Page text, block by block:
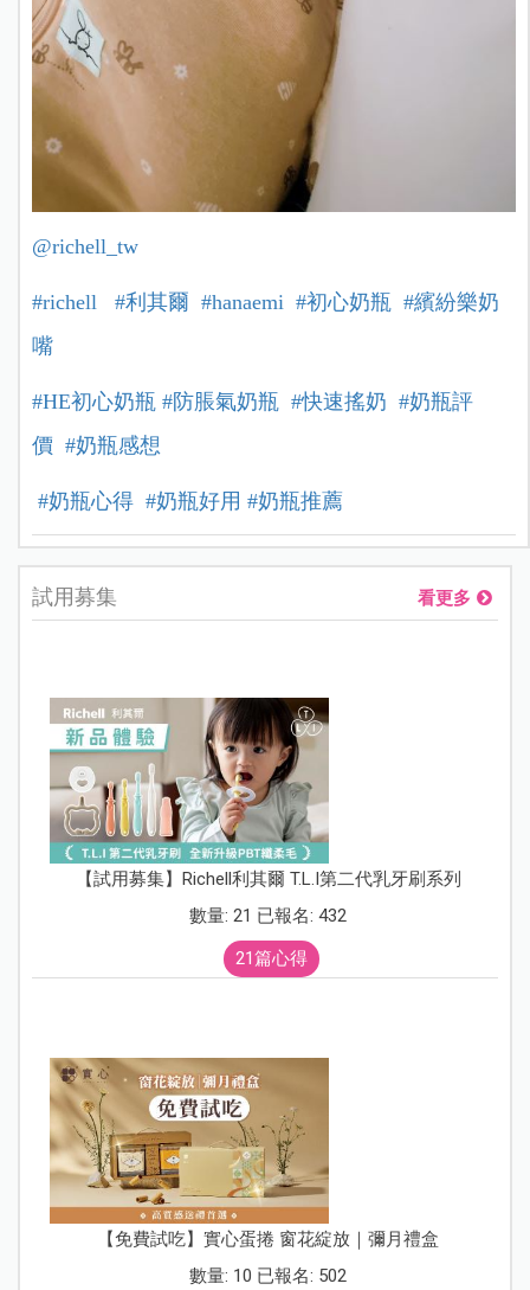
@richell_tw
#richell #利其爾 #hanaemi #初心奶瓶 #繽紛樂奶
嘴
#HE初心奶瓶 #防脹氣奶瓶 #快速搖奶 #奶瓶評
價 #奶瓶感想
#奶瓶心得 #奶瓶好用 #奶瓶推薦
試用募集 看更多
【試用募集】Richell利其爾 T.L.I第二代乳牙刷系列
數量: 21 已報名: 432
21篇心得
【免費試吃】實心蛋捲 窗花綻放｜彌月禮盒
數量: 10 已報名: 502